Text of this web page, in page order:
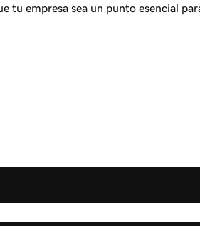
tu empresa sea un punto esencial